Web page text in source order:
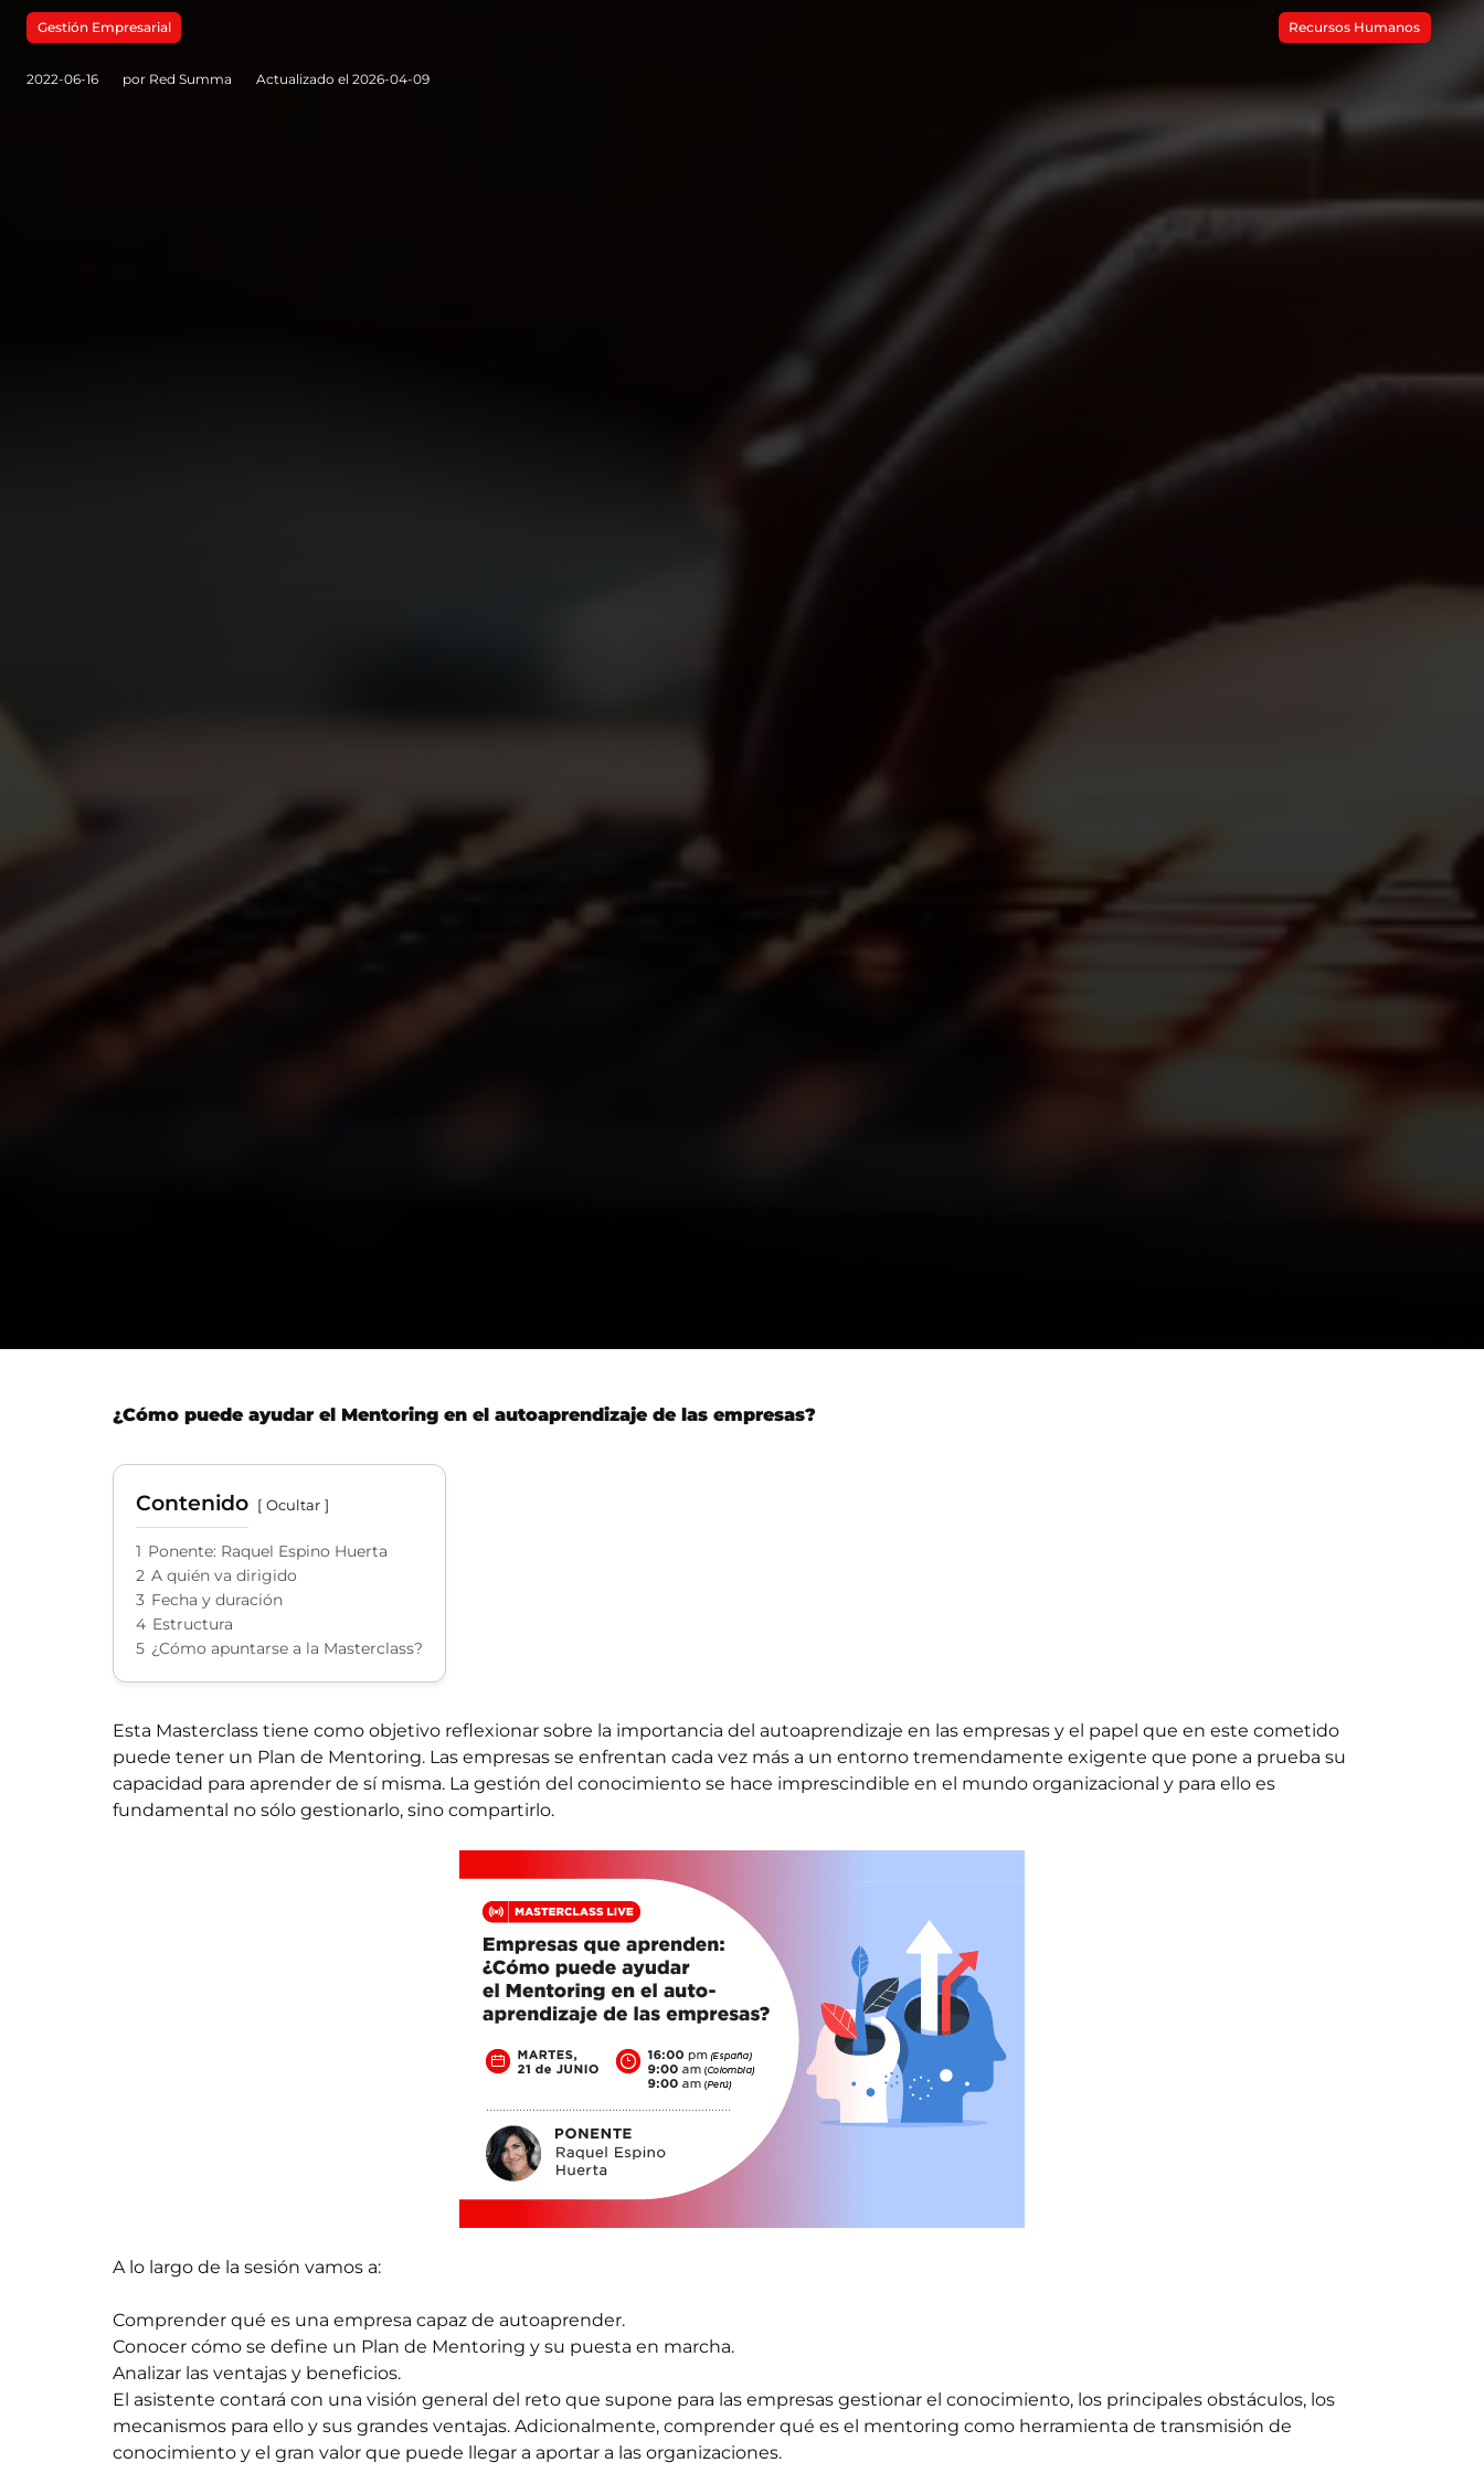
Gestión Empresarial Recursos Humanos
2022-06-16 por Red Summa Actualizado el 2026-04-09
¿Cómo puede ayudar el Mentoring en el autoaprendizaje de las empresas?
Contenido Ocultar
1 Ponente: Raquel Espino Huerta
2 A quién va dirigido
3 Fecha y duración
4 Estructura
5 ¿Cómo apuntarse a la Masterclass?
Esta Masterclass tiene como objetivo reflexionar sobre la importancia del autoaprendizaje en las empresas y el papel que en este cometido
puede tener un Plan de Mentoring. Las empresas se enfrentan cada vez más a un entorno tremendamente exigente que pone a prueba su
capacidad para aprender de sí misma. La gestión del conocimiento se hace imprescindible en el mundo organizacional y para ello es
fundamental no sólo gestionarlo, sino compartirlo.
A lo largo de la sesión vamos a:
Comprender qué es una empresa capaz de autoaprender.
Conocer cómo se define un Plan de Mentoring y su puesta en marcha.
Analizar las ventajas y beneficios.
El asistente contará con una visión general del reto que supone para las empresas gestionar el conocimiento, los principales obstáculos, los
mecanismos para ello y sus grandes ventajas. Adicionalmente, comprender qué es el mentoring como herramienta de transmisión de
conocimiento y el gran valor que puede llegar a aportar a las organizaciones.